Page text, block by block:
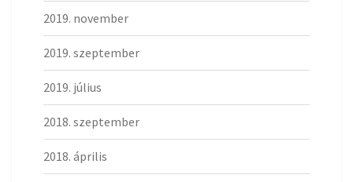
2019. november
2019. szeptember
2019. július
2018. szeptember
2018. április